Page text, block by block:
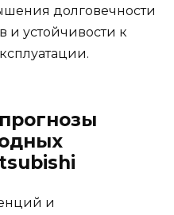
долговечности
и устойчивости к
и